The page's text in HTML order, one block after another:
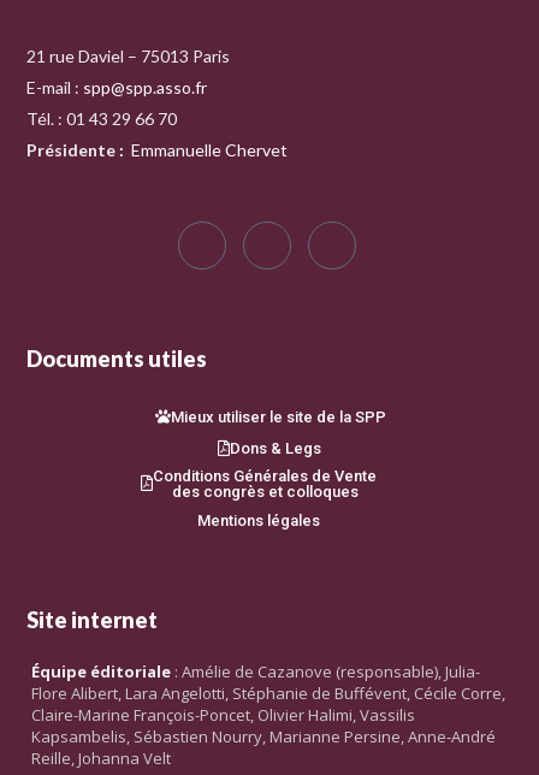
21 rue Daviel – 75013 Paris
E-mail : spp@spp.asso.fr
Tél. : 01 43 29 66 70
Présidente : Emmanuelle Chervet
Documents utiles
Mieux utiliser le site de la SPP
Dons & Legs
Conditions Générales de Vente
des congrès et colloques
Mentions légales
Site internet
Équipe éditoriale : Amélie de Cazanove (responsable), Julia-
Flore Alibert, Lara Angelotti, Stéphanie de Buffévent, Cécile Corre,
Claire-Marine François-Poncet, Olivier Halimi, Vassilis
Kapsambelis, Sébastien Nourry, Marianne Persine, Anne-André
Reille, Johanna Velt